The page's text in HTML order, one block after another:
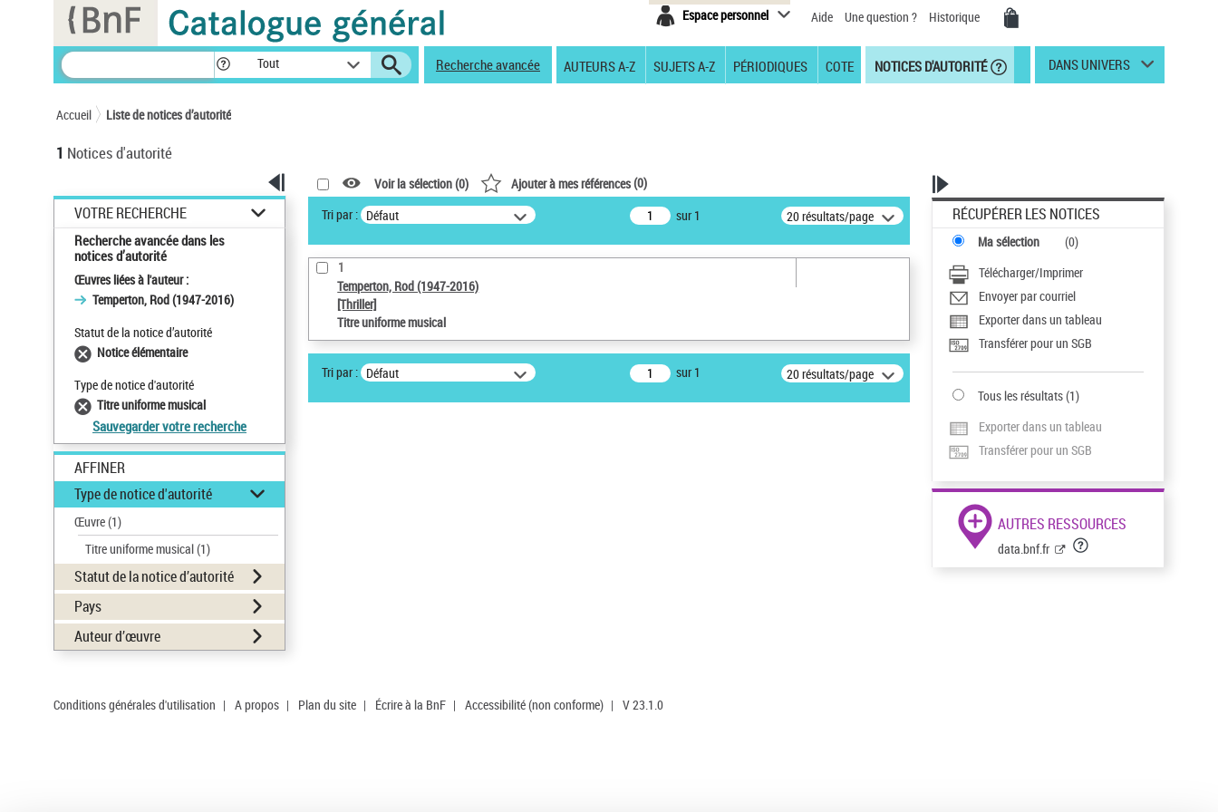
Espace personnel Aide Une question ? Historique
Tout Recherche avancée AUTEURS A-Z SUJETS A-Z PÉRIODIQUES COTE NOTICES D'AUTORITÉ DANS UNIVERS
Accueil Liste de notices d’autorité
1 Notices d'autorité
VOTRE RECHERCHE
Recherche avancée dans les
notices d’autorité
Œuvres liées à l'auteur :
Temperton, Rod (1947-2016)
Statut de la notice d’autorité
Notice élémentaire
Type de notice d'autorité
Titre uniforme musical
Sauvegarder votre recherche
AFFINER
Type de notice d'autorité
Œuvre(1)
Titre uniforme musical(1)
Statut de la notice d’autorité
Pays
Auteur d’œuvre
Voir la sélection (0) Ajouter à mes références(0)
Tri par : Défaut sur 1 20 résultats/page
1
Temperton, Rod (1947-2016)
[Thriller]
Titre uniforme musical
Tri par : Défaut sur 1 20 résultats/page
RÉCUPÉRER LES NOTICES
Ma sélection (0)
Télécharger/Imprimer
Envoyer par courriel
Exporter dans un tableau
Transférer pour un SGB
Tous les résultats(1)
Exporter dans un tableau
Transférer pour un SGB
AUTRES RESSOURCES
data.bnf.fr
Conditions générales d'utilisation | A propos | Plan du site | Écrire à la BnF | Accessibilité (non conforme) | V 23.1.0
Panneau de gestion des cookies